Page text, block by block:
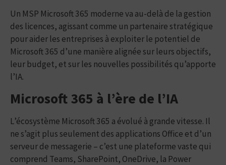
Un MSP Microsoft 365 moderne va au-delà de la gestion
des licences, agissant comme un partenaire stratégique
pour aider les entreprises à exploiter le potentiel de
Microsoft 365 d’une manière alignée sur leurs objectifs,
leur budget, et sur les nouvelles possibilités qu’apporte
l’IA.
Microsoft 365 à l’ère de l’IA
L’écosystème Microsoft 365 a évolué à grande vitesse. Il
ne s’agit plus seulement des applications Office et d’un
serveur de messagerie – c’est une plateforme vaste qui
comprend Teams, SharePoint, OneDrive, la Power